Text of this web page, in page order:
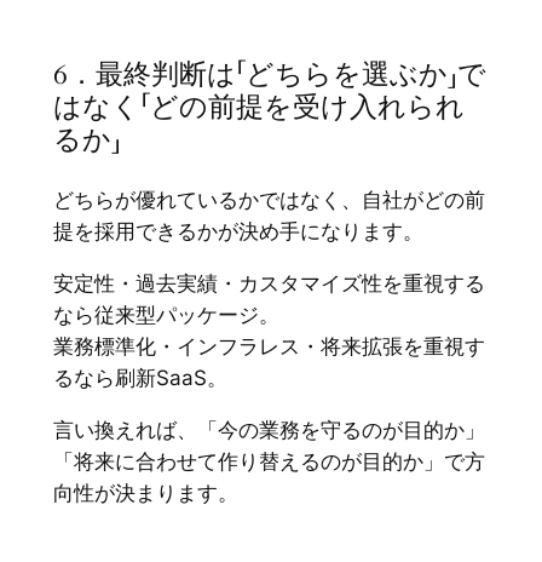
6．最終判断は「どちらを選ぶか」で
はなく「どの前提を受け入れられ
るか」
どちらが優れているかではなく、自社がどの前
提を採用できるかが決め手になります。
安定性・過去実績・カスタマイズ性を重視する
なら従来型パッケージ。
業務標準化・インフラレス・将来拡張を重視す
るなら刷新SaaS。
言い換えれば、「今の業務を守るのが目的か」
「将来に合わせて作り替えるのが目的か」で方
向性が決まります。